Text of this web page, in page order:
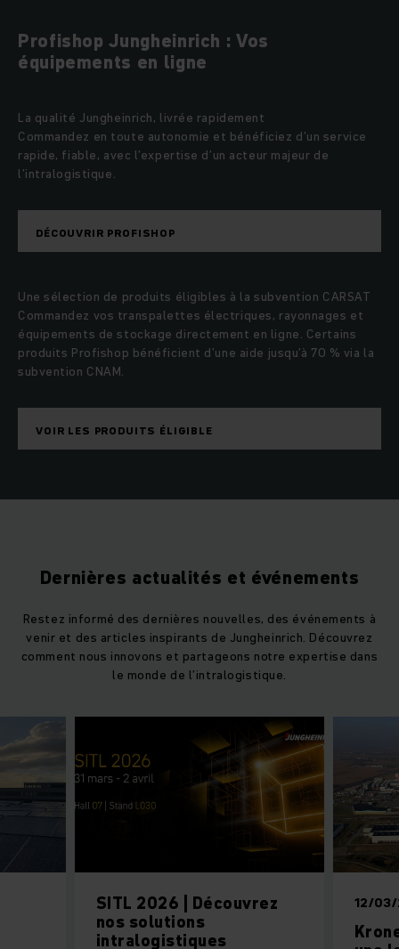
Profishop Jungheinrich : Vos
équipements en ligne
La qualité Jungheinrich, livrée rapidement
Commandez en toute autonomie et bénéficiez d’un service
rapide, fiable, avec l’expertise d’un acteur majeur de
l’intralogistique.
DÉCOUVRIR PROFISHOP
Une sélection de produits éligibles à la subvention CARSAT
Commandez vos transpalettes électriques, rayonnages et
équipements de stockage directement en ligne. Certains
produits Profishop bénéficient d’une aide jusqu’à 70 % via la
subvention CNAM.
VOIR LES PRODUITS ÉLIGIBLE
Dernières actualités et événements
Restez informé des dernières nouvelles, des événements à
venir et des articles inspirants de Jungheinrich. Découvrez
comment nous innovons et partageons notre expertise dans
le monde de l’intralogistique.
SITL 2026 | Découvrez
nos solutions
intralogistiques
12/